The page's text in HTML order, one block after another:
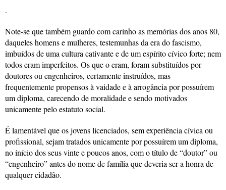
.
Note-se que também guardo com carinho as memórias dos anos 80,
daqueles homens e mulheres, testemunhas da era do fascismo,
imbuídos de uma cultura cativante e de um espírito cívico forte; nem
todos eram imperfeitos. Os que o eram, foram substituídos por
doutores ou engenheiros, certamente instruídos, mas
frequentemente propensos à vaidade e à arrogância por possuírem
um diploma, carecendo de moralidade e sendo motivados
unicamente pelo estatuto social.
É lamentável que os jovens licenciados, sem experiência cívica ou
profissional, sejam tratados unicamente por possuírem um diploma,
no início dos seus vinte e poucos anos, com o título de “doutor” ou
“engenheiro” antes do nome de família que deveria ser a honra de
qualquer cidadão.